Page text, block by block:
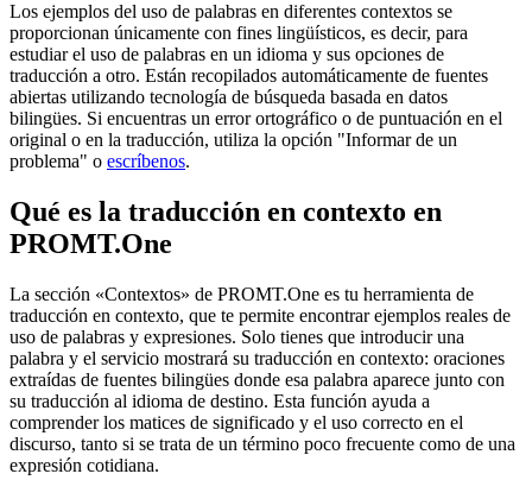
Los ejemplos del uso de palabras en diferentes contextos se
proporcionan únicamente con fines lingüísticos, es decir, para
estudiar el uso de palabras en un idioma y sus opciones de
traducción a otro. Están recopilados automáticamente de fuentes
abiertas utilizando tecnología de búsqueda basada en datos
bilingües. Si encuentras un error ortográfico o de puntuación en el
original o en la traducción, utiliza la opción "Informar de un
problema" o escríbenos.
Qué es la traducción en contexto en
PROMT.One
La sección «Contextos» de PROMT.One es tu herramienta de
traducción en contexto, que te permite encontrar ejemplos reales de
uso de palabras y expresiones. Solo tienes que introducir una
palabra y el servicio mostrará su traducción en contexto: oraciones
extraídas de fuentes bilingües donde esa palabra aparece junto con
su traducción al idioma de destino. Esta función ayuda a
comprender los matices de significado y el uso correcto en el
discurso, tanto si se trata de un término poco frecuente como de una
expresión cotidiana.